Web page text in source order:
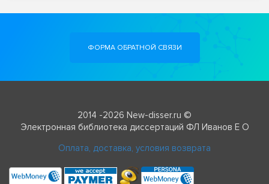
ФОРМА ОБРАТНОЙ СВЯЗИ
2014 -2026 New-disser.ru ©
Электронная библиотека диссертаций ФЛ Иванов Е О
Оплата, доставка, условия возврата